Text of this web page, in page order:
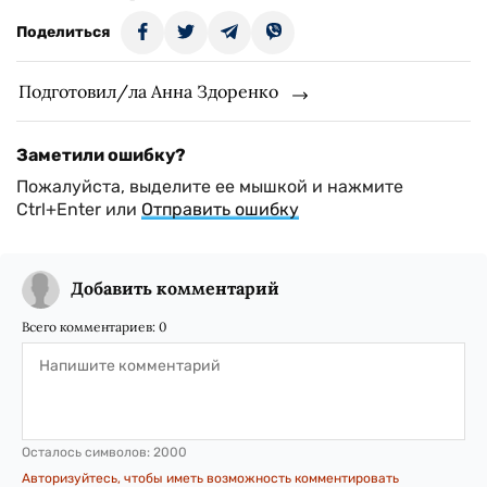
Поделиться
Подготовил/ла Анна Здоренко
Заметили ошибку?
Пожалуйста, выделите ее мышкой и нажмите
Ctrl+Enter или Отправить ошибку
Добавить комментарий
Всего комментариев: 0
Осталось символов: 2000
Авторизуйтесь, чтобы иметь возможность комментировать